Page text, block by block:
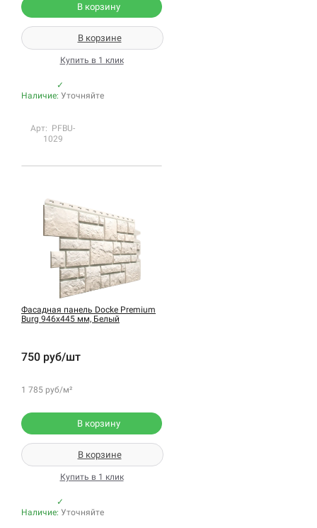
В корзину
В корзине
Купить в 1 клик
✓
Наличие: Уточняйте
Арт: PFBU-
1029
Фасадная панель Docke Premium
Burg 946х445 мм, Белый
750 руб/шт
1 785 руб/м²
В корзину
В корзине
Купить в 1 клик
✓
Наличие: Уточняйте